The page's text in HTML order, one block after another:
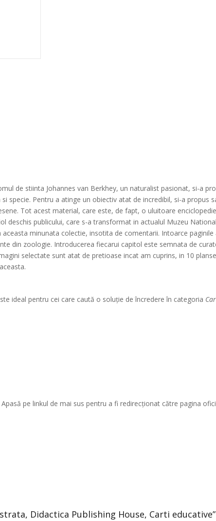
de stiinta Johannes van Berkhey, un naturalist pasionat, si-a
specie. Pentru a atinge un obiectiv atat de incredibil, si-a propus
Tot acest material, care este, de fapt, o uluitoare
deschis publicului, care s-a transformat in actualul Muzeu
minunata colectie, insotita de comentarii. Intoarce
din zoologie. Introducerea fiecarui capitol este semnata de
selectate sunt atat de pretioase incat am cuprins, in 10
ideal pentru cei care caută o soluție de încredere în categoria
pe linkul de mai sus pentru a fi redirecționat către pagina
Didactica Publishing House, Carti educative”